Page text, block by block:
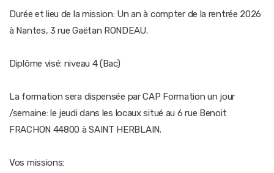
Durée et lieu de la mission: Un an à compter de la rentrée 2026
à Nantes, 3 rue Gaëtan RONDEAU.
Diplôme visé: niveau 4 (Bac)
La formation sera dispensée par CAP Formation un jour
/semaine: le jeudi dans les locaux situé au 6 rue Benoit
FRACHON 44800 à SAINT HERBLAIN.
Vos missions: